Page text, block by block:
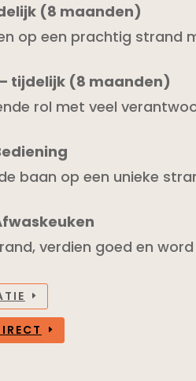
(8 maanden)
op een prachtig strand
tijdelijk (8 maanden)
rol met veel
baan op een unieke
verdien goed en